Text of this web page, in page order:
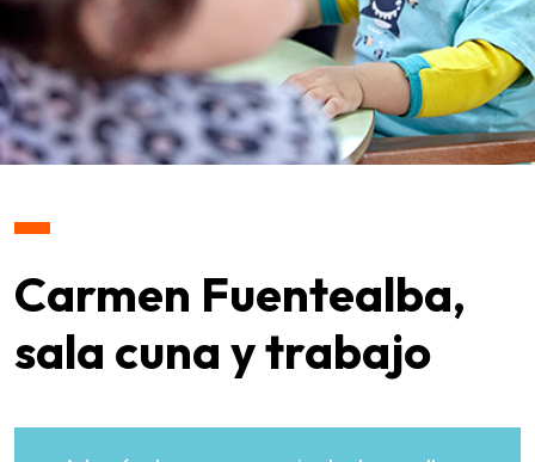
Carmen Fuentealba,
sala cuna y trabajo